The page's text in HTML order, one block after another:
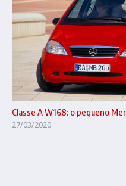
Classe A W168: o pequeno
27/03/2020